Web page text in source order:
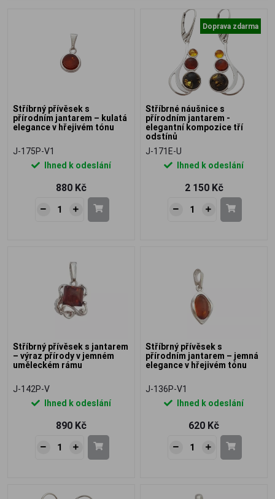
Stříbrný přívěsek s
přírodním jantarem – kulatá
elegance v hřejivém tónu
J-175P-V1
Ihned k odeslání
880 Kč
Doprava zdarma
Stříbrné náušnice s
přírodním jantarem -
elegantní kompozice tří
odstínů
J-171E-U
Ihned k odeslání
2 150 Kč
Stříbrný přívěsek s jantarem
– výraz přírody v jemném
uměleckém rámu
J-142P-V
Ihned k odeslání
890 Kč
Stříbrný přívěsek s
přírodním jantarem – jemná
elegance v hřejivém tónu
J-136P-V1
Ihned k odeslání
620 Kč